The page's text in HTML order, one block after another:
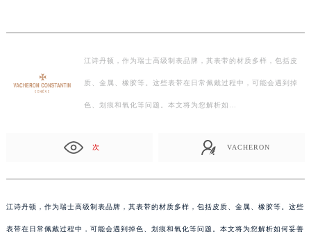
江诗丹顿，作为瑞士高级制表品牌，其表带的材质多样，包括皮
质、金属、橡胶等。这些表带在日常佩戴过程中，可能会遇到掉
色、划痕和氧化等问题。本文将为您解析如…
次 VACHERON
江诗丹顿，作为瑞士高级制表品牌，其表带的材质多样，包括皮质、金属、橡胶等。这些
表带在日常佩戴过程中，可能会遇到掉色、划痕和氧化等问题。本文将为您解析如何妥善